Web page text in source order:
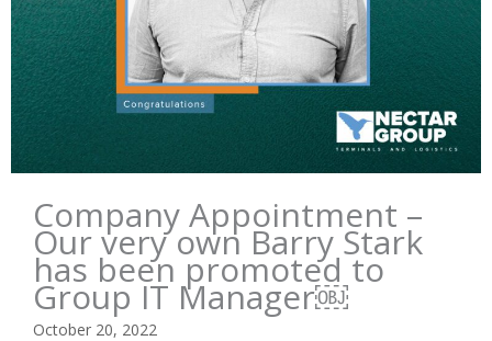
Company Appointment –
Our very own Barry Stark
has been promoted to
Group IT Manager￼
October 20, 2022